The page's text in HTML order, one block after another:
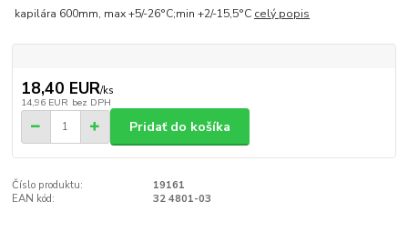
kapilára 600mm, max +5/-26°C;min +2/-15,5°C celý popis
18,40 EUR/ks
14,96 EUR bez DPH
Pridať do košíka
Číslo produktu:
19161
EAN kód:
32 4801-03